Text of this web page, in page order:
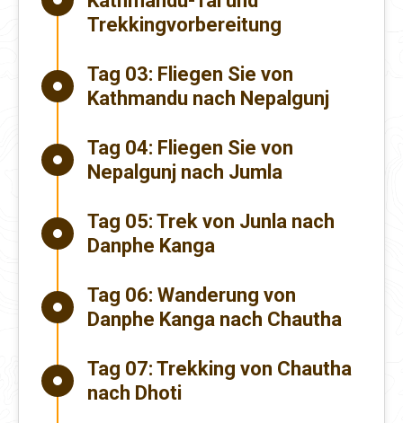
Trekkingvorbereitung
Tag 03: Fliegen Sie von
Kathmandu nach Nepalgunj
Tag 04: Fliegen Sie von
Nepalgunj nach Jumla
Tag 05: Trek von Junla nach
Danphe Kanga
Tag 06: Wanderung von
Danphe Kanga nach Chautha
Tag 07: Trekking von Chautha
nach Dhoti